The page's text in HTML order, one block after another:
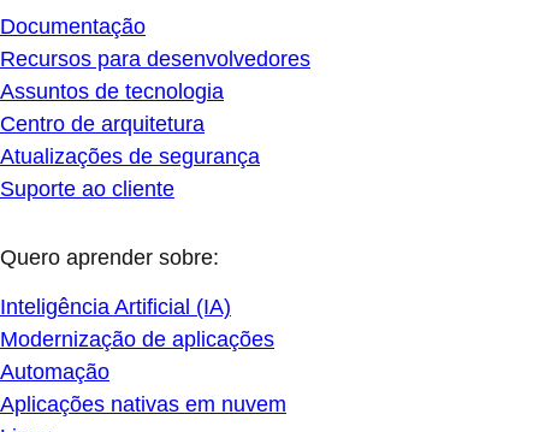
Documentação
Recursos para desenvolvedores
Assuntos de tecnologia
Centro de arquitetura
Atualizações de segurança
Suporte ao cliente
Quero aprender sobre:
Inteligência Artificial (IA)
Modernização de aplicações
Automação
Aplicações nativas em nuvem